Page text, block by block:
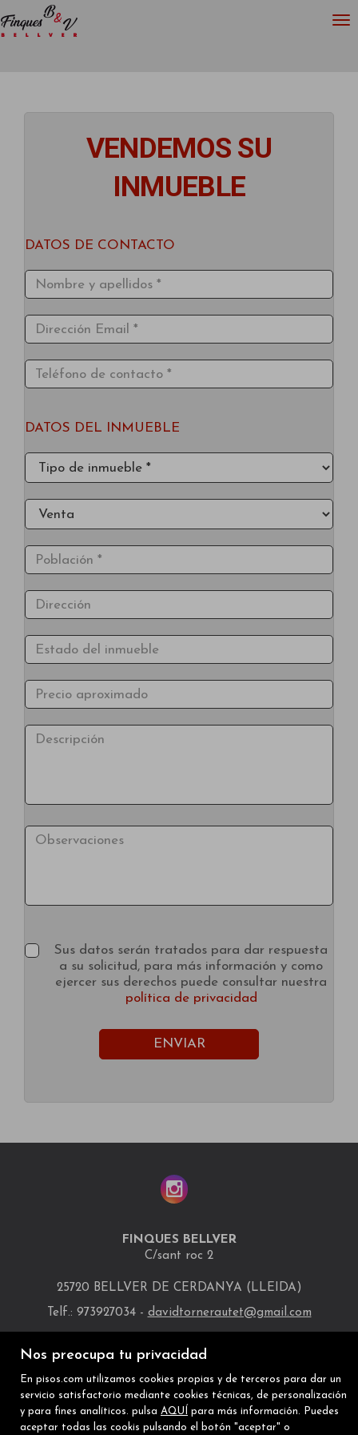
Nos preocupa tu privacidad
En pisos.com utilizamos cookies propias y de terceros para dar un
servicio satisfactorio mediante cookies técnicas, de personalización
y para fines analíticos. pulsa AQUÍ
para más información. Puedes
aceptar todas las cookis pulsando el botón "aceptar" o
VENDEMOS SU
INMUEBLE
DATOS DE CONTACTO
DATOS DEL INMUEBLE
Sus datos serán tratados para dar respuesta
a su solicitud, para más información y como
ejercer sus derechos puede consultar nuestra
política de privacidad
ENVIAR
FINQUES BELLVER
C/sant roc 2
25720 BELLVER DE CERDANYA (LLEIDA)
Telf.: 973927034 - davidtornerautet@gmail.com
INMUEBLES DESTACADOS MAPA WEB